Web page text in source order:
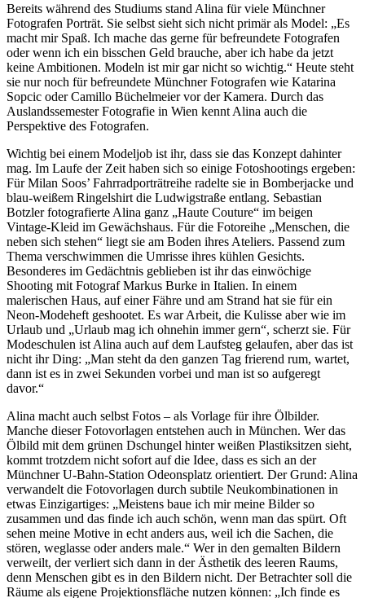
Bereits während des Studiums stand Alina für viele Münchner
Fotografen Porträt. Sie selbst sieht sich nicht primär als Model: „Es
macht mir Spaß. Ich mache das gerne für befreundete Fotografen
oder wenn ich ein bisschen Geld brauche, aber ich habe da jetzt
keine Ambitionen. Modeln ist mir gar nicht so wichtig.“ Heute steht
sie nur noch für befreundete Münchner Fotografen wie Katarina
Sopcic oder Camillo Büchelmeier vor der Kamera. Durch das
Auslandssemester Fotografie in Wien kennt Alina auch die
Perspektive des Fotografen.
Wichtig bei einem Modeljob ist ihr, dass sie das Konzept dahinter
mag. Im Laufe der Zeit haben sich so einige Fotoshootings ergeben:
Für Milan Soos’ Fahrradporträtreihe radelte sie in Bomberjacke und
blau-weißem Ringelshirt die Ludwigstraße entlang. Sebastian
Botzler fotografierte Alina ganz „Haute Couture“ im beigen
Vintage-Kleid im Gewächshaus. Für die Fotoreihe „Menschen, die
neben sich stehen“ liegt sie am Boden ihres Ateliers. Passend zum
Thema verschwimmen die Umrisse ihres kühlen Gesichts.
Besonderes im Gedächtnis geblieben ist ihr das einwöchige
Shooting mit Fotograf Markus Burke in Italien. In einem
malerischen Haus, auf einer Fähre und am Strand hat sie für ein
Neon-Modeheft geshootet. Es war Arbeit, die Kulisse aber wie im
Urlaub und „Urlaub mag ich ohnehin immer gern“, scherzt sie. Für
Modeschulen ist Alina auch auf dem Laufsteg gelaufen, aber das ist
nicht ihr Ding: „Man steht da den ganzen Tag frierend rum, wartet,
dann ist es in zwei Sekunden vorbei und man ist so aufgeregt
davor.“
Alina macht auch selbst Fotos – als Vorlage für ihre Ölbilder.
Manche dieser Fotovorlagen entstehen auch in München. Wer das
Ölbild mit dem grünen Dschungel hinter weißen Plastiksitzen sieht,
kommt trotzdem nicht sofort auf die Idee, dass es sich an der
Münchner U-Bahn-Station Odeonsplatz orientiert. Der Grund: Alina
verwandelt die Fotovorlagen durch subtile Neukombinationen in
etwas Einzigartiges: „Meistens baue ich mir meine Bilder so
zusammen und das finde ich auch schön, wenn man das spürt. Oft
sehen meine Motive in echt anders aus, weil ich die Sachen, die
stören, weglasse oder anders male.“ Wer in den gemalten Bildern
verweilt, der verliert sich dann in der Ästhetik des leeren Raums,
denn Menschen gibt es in den Bildern nicht. Der Betrachter soll die
Räume als eigene Projektionsfläche nutzen können: „Ich finde es